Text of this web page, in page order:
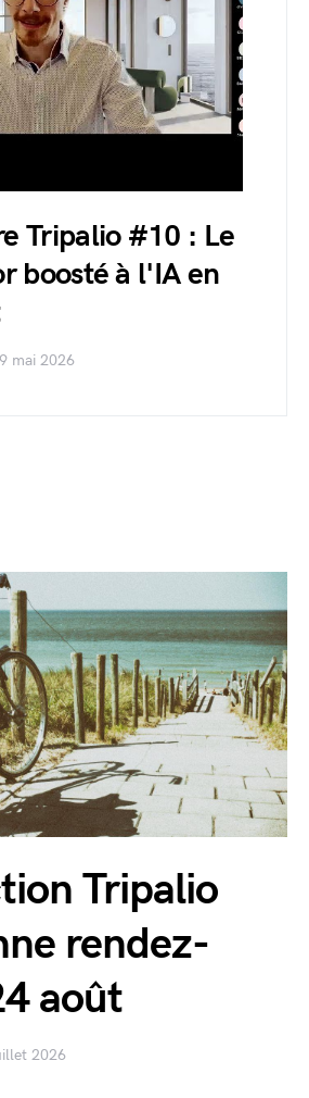
Tripalio #10 : Le
boosté à l'IA en
mai 2026
Tripalio
rendez-
août
2026